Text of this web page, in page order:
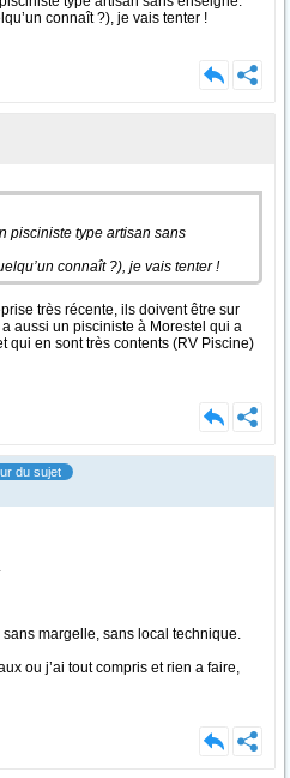
connaît ?), je vais tenter !
pisciniste type artisan sans
connaît ?), je vais tenter !
très récente, ils doivent être sur
aussi un pisciniste à Morestel qui a
qui en sont très contents (RV Piscine)
du sujet
margelle, sans local technique.
ou j’ai tout compris et rien a faire,